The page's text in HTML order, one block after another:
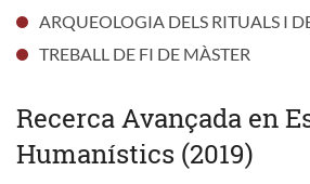
ARQUEOLOGIA DELS RITUALS I
TREBALL DE FI DE MÀSTER
Recerca Avançada en
Humanístics (2019)